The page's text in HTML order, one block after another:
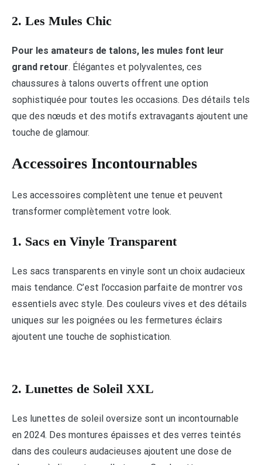
2. Les Mules Chic
Pour les amateurs de talons, les mules font leur
grand retour. Élégantes et polyvalentes, ces
chaussures à talons ouverts offrent une option
sophistiquée pour toutes les occasions. Des détails tels
que des nœuds et des motifs extravagants ajoutent une
touche de glamour.
Accessoires Incontournables
Les accessoires complètent une tenue et peuvent
transformer complètement votre look.
1. Sacs en Vinyle Transparent
Les sacs transparents en vinyle sont un choix audacieux
mais tendance. C’est l’occasion parfaite de montrer vos
essentiels avec style. Des couleurs vives et des détails
uniques sur les poignées ou les fermetures éclairs
ajoutent une touche de sophistication.
2. Lunettes de Soleil XXL
Les lunettes de soleil oversize sont un incontournable
en 2024. Des montures épaisses et des verres teintés
dans des couleurs audacieuses ajoutent une dose de